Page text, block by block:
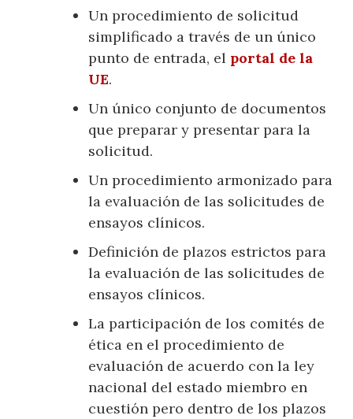
Un procedimiento de solicitud
simplificado a través de un único
punto de entrada, el portal de la
UE.
Un único conjunto de documentos
que preparar y presentar para la
solicitud.
Un procedimiento armonizado para
la evaluación de las solicitudes de
ensayos clínicos.
Definición de plazos estrictos para
la evaluación de las solicitudes de
ensayos clínicos.
La participación de los comités de
ética en el procedimiento de
evaluación de acuerdo con la ley
nacional del estado miembro en
cuestión pero dentro de los plazos